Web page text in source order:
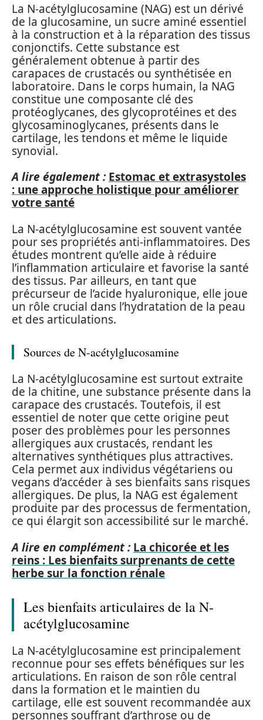
La N-acétylglucosamine (NAG) est un dérivé
de la glucosamine, un sucre aminé essentiel
à la construction et à la réparation des tissus
conjonctifs. Cette substance est
généralement obtenue à partir des
carapaces de crustacés ou synthétisée en
laboratoire. Dans le corps humain, la NAG
constitue une composante clé des
protéoglycanes, des glycoprotéines et des
glycosaminoglycanes, présents dans le
cartilage, les tendons et même le liquide
synovial.
A lire également : Estomac et extrasystoles
: une approche holistique pour améliorer
votre santé
La N-acétylglucosamine est souvent vantée
pour ses propriétés anti-inflammatoires. Des
études montrent qu’elle aide à réduire
l’inflammation articulaire et favorise la santé
des tissus. Par ailleurs, en tant que
précurseur de l’acide hyaluronique, elle joue
un rôle crucial dans l’hydratation de la peau
et des articulations.
Sources de N-acétylglucosamine
La N-acétylglucosamine est surtout extraite
de la chitine, une substance présente dans la
carapace des crustacés. Toutefois, il est
essentiel de noter que cette origine peut
poser des problèmes pour les personnes
allergiques aux crustacés, rendant les
alternatives synthétiques plus attractives.
Cela permet aux individus végétariens ou
vegans d’accéder à ses bienfaits sans risques
allergiques. De plus, la NAG est également
produite par des processus de fermentation,
ce qui élargit son accessibilité sur le marché.
A lire en complément : La chicorée et les
reins : Les bienfaits surprenants de cette
herbe sur la fonction rénale
Les bienfaits articulaires de la N-
acétylglucosamine
La N-acétylglucosamine est principalement
reconnue pour ses effets bénéfiques sur les
articulations. En raison de son rôle central
dans la formation et le maintien du
cartilage, elle est souvent recommandée aux
personnes souffrant d’arthrose ou de